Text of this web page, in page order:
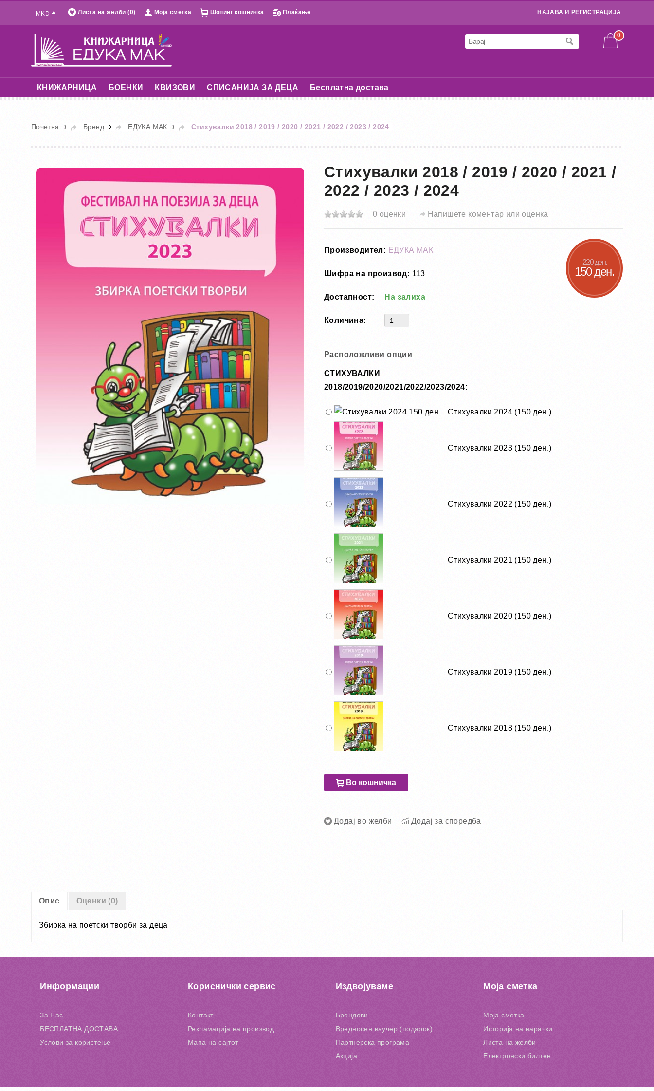
MKD НАЈАВА И РЕГИСТРАЦИЈА.
Листа на желби (0) Моја сметка Шопинг кошничка Плаќање
0
КНИЖАРНИЦА БОЕНКИ КВИЗОВИ СПИСАНИЈА ЗА ДЕЦА Бесплатна достава
Почетна » Бренд » ЕДУКА МАК » Стихувалки 2018 / 2019 / 2020 / 2021 / 2022 / 2023 / 2024
Стихувалки 2018 / 2019 / 2020 / 2021 /
2022 / 2023 / 2024
0 оценки Напишете коментар или оценка
220 ден.
150 ден.
Производител: ЕДУКА МАК
Шифра на производ: 113
Достапност: На залиха
Количина:
Расположливи опции
СТИХУВАЛКИ
2018/2019/2020/2021/2022/2023/2024:
Стихувалки 2024 (150 ден.)
Стихувалки 2023 (150 ден.)
Стихувалки 2022 (150 ден.)
Стихувалки 2021 (150 ден.)
Стихувалки 2020 (150 ден.)
Стихувалки 2019 (150 ден.)
Стихувалки 2018 (150 ден.)
Во кошничка
Додај во желби Додај за споредба
Опис Оценки (0)
Збирка на поетски творби за деца
Информации
За Нас
БЕСПЛАТНА ДОСТАВА
Услови за користење
Кориснички сервис
Контакт
Рекламација на производ
Мапа на сајтот
Издвојуваме
Брендови
Вредносен ваучер (подарок)
Партнерска програма
Акција
Моја сметка
Моја сметка
Историја на нарачки
Листа на желби
Електронски билтен